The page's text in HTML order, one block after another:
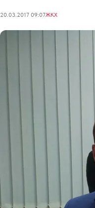
20.03.2017 09:07ЖКХ